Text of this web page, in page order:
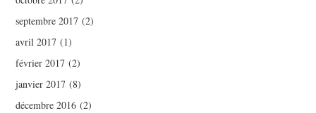
septembre 2017 (2)
avril 2017 (1)
février 2017 (2)
janvier 2017 (8)
décembre 2016 (2)